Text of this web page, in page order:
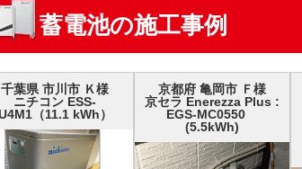
蓄電池の施工事例
千葉県 市川市 Ｋ様
ニチコン ESS-
（11.1 kWh）
京都府 亀岡市 Ｆ様
京セラ Enerezza Plus :
EGS-MC0550
(5.5kWh)